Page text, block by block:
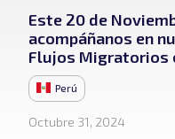
Este 20 de
acompáñanos en
Flujos Migratorios
Perú
Octubre 31, 2024